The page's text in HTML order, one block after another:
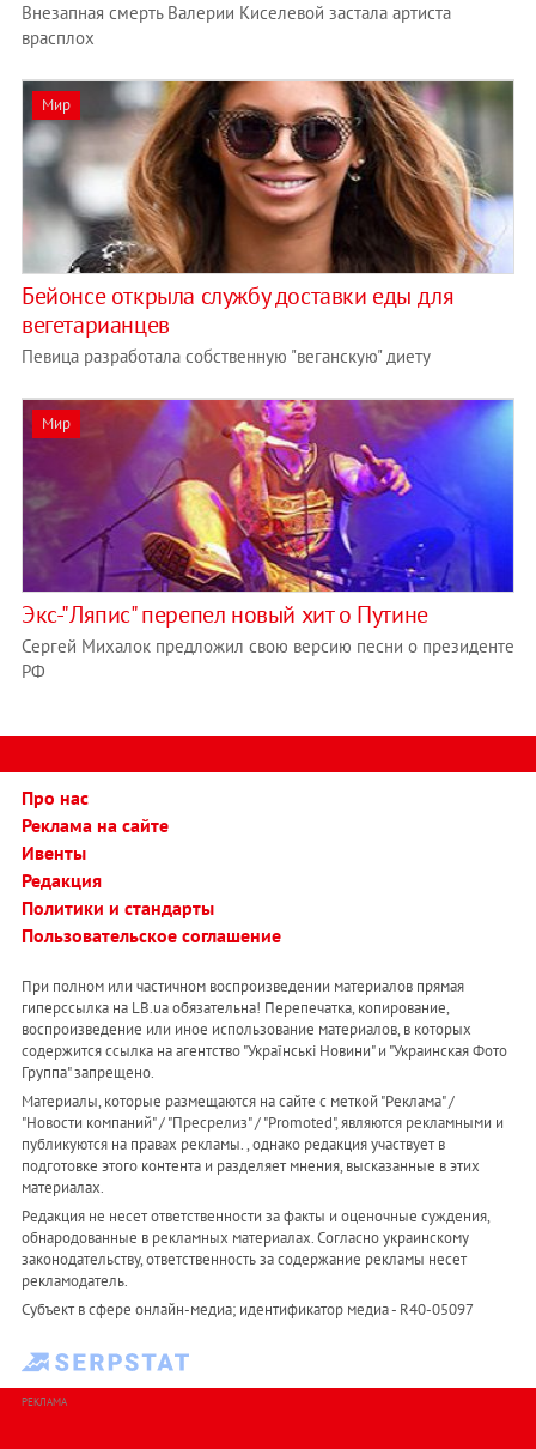
Внезапная смерть Валерии Киселевой застала артиста
врасплох
Мир
Бейонсе открыла службу доставки еды для
вегетарианцев
Певица разработала собственную "веганскую" диету
Мир
Экс-"Ляпис" перепел новый хит о Путине
Сергей Михалок предложил свою версию песни о президенте
РФ
Про нас
Реклама на сайте
Ивенты
Редакция
Политики и стандарты
Пользовательское соглашение
При полном или частичном воспроизведении материалов прямая
гиперссылка на LB.ua обязательна! Перепечатка, копирование,
воспроизведение или иное использование материалов, в которых
содержится ссылка на агентство "Українськi Новини" и "Украинская Фото
Группа" запрещено.
Материалы, которые размещаются на сайте с меткой "Реклама" /
"Новости компаний" / "Пресрелиз" / "Promoted", являются рекламными и
публикуются на правах рекламы. , однако редакция участвует в
подготовке этого контента и разделяет мнения, высказанные в этих
материалах.
Редакция не несет ответственности за факты и оценочные суждения,
обнародованные в рекламных материалах. Согласно украинскому
законодательству, ответственность за содержание рекламы несет
рекламодатель.
Субъект в сфере онлайн-медиа; идентификатор медиа - R40-05097
РЕКЛАМА